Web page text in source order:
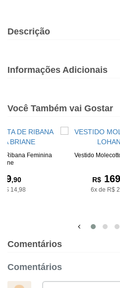
Descrição
Informações Adicionais
Você Também vai Gostar
Ribana Feminina
,90
14,98
Vestido
R$169
6x de R$
Comentários
Comentários